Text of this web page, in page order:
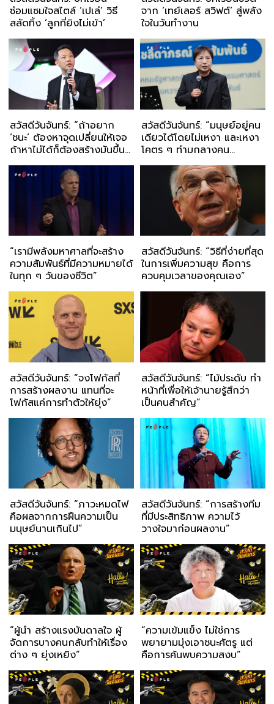
ซ่อมแซมใจสไตล์ ‘เปเล่’ วิธี
สลัดทิ้ง ‘ลูกที่ยิงไม่เข้า’
จาก ‘เทย์เลอร์ สวิฟต์’ สู่พลัง
ใจในวันทำงาน
สวัสดีวันจันทร์: “ถ้าอยาก
‘ชนะ’ ต้องหาจุดเปลี่ยนให้เจอ
ถ้าหาไม่ได้ก็ต้องสร้างมันขึ้น
มา”
สวัสดีวันจันทร์: “มนุษย์อยู่คน
เดียวได้โดยไม่เหงา และเหงา
โคตร ๆ ท่ามกลางคน
มากมายได้”
“เรามีพลังมหาศาลที่จะสร้าง
ความสัมพันธ์ที่มีความหมายได้
ในทุก ๆ วันของชีวิต”
สวัสดีวันจันทร์: “วิธีที่ง่ายที่สุด
ในการเพิ่มความสุข คือการ
ควบคุมเวลาของคุณเอง”
สวัสดีวันจันทร์: “จงโฟกัสที่
การสร้างผลงาน แทนที่จะ
โฟกัสแค่การทำตัวให้ยุ่ง”
สวัสดีวันจันทร์: “ไม้ประดับ ทำ
หน้าที่เพื่อให้เจ้านายรู้สึกว่า
เป็นคนสำคัญ”
สวัสดีวันจันทร์: “ภาวะหมดไฟ
คือผลจากการฝืนความเป็น
มนุษย์นานเกินไป”
สวัสดีวันจันทร์: “การสร้างทีม
ที่มีประสิทธิภาพ ความไว้
วางใจมาก่อนผลงาน”
“ผู้นำ สร้างแรงบันดาลใจ ผู้
จัดการบางคนกลับทำให้เรื่อง
ต่าง ๆ ยุ่งเหยิง”
“ความเข้มแข็ง ไม่ใช่การ
พยายามมุ่งเอาชนะศัตรู แต่
คือการค้นพบความสงบ”